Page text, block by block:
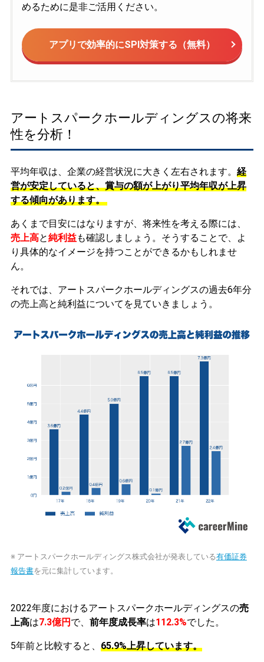
めるために是非ご活用ください。
アプリで効率的にSPI対策する（無料）
アートスパークホールディングスの将来
性を分析！
平均年収は、企業の経営状況に大きく左右されます。 経
営が安定していると、賞与の額が上がり平均年収が上昇
する傾向があります。
あくまで目安にはなりますが、将来性を考える際には、
売上高と純利益も確認しましょう。そうすることで、よ
り具体的なイメージを持つことができるかもしれませ
ん。
それでは、アートスパークホールディングスの過去6年分
の売上高と純利益についてを見ていきましょう。
※ アートスパークホールディングス株式会社が発表している有価証券
報告書を元に集計しています。
2022年度におけるアートスパークホールディングスの売
上高は7.3億円 で、 前年度成長率は112.3%でした。
5年前と比較すると、 65.9%上昇しています。